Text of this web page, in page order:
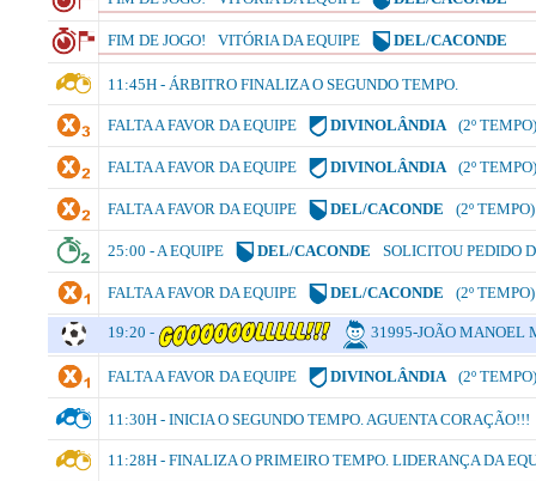
FIM DE JOGO! VITÓRIA DA EQUIPE DEL/CACONDE
11:45H - ÁRBITRO FINALIZA O SEGUNDO TEMPO.
FALTA A FAVOR DA EQUIPE DIVINOLÂNDIA (2º TEMPO)
FALTA A FAVOR DA EQUIPE DIVINOLÂNDIA (2º TEMPO)
FALTA A FAVOR DA EQUIPE DEL/CACONDE (2º TEMPO)
25:00 - A EQUIPE DEL/CACONDE SOLICITOU PEDIDO
FALTA A FAVOR DA EQUIPE DEL/CACONDE (2º TEMPO)
19:20 - 31995-JOÃO MANOEL
FALTA A FAVOR DA EQUIPE DIVINOLÂNDIA (2º TEMPO)
11:30H - INICIA O SEGUNDO TEMPO. AGUENTA CORAÇÃO!!!
11:28H - FINALIZA O PRIMEIRO TEMPO. LIDERANÇA DA